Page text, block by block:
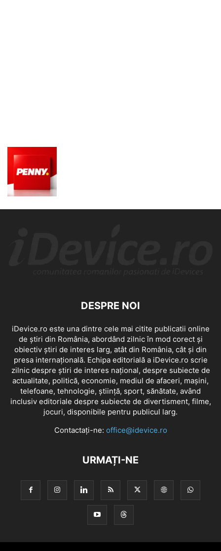
DESPRE NOI
iDevice.ro este una dintre cele mai citite publicatii online
de știri din România, abordând zilnic în mod corect și
obiectiv știri de interes larg, atât din România, cât și din
presa internațională. Echipa editorială a iDevice.ro scrie
zilnic despre știri de interes național, despre subiecte de
actualitate, politică, economie, mediul de afaceri, mașini,
telefoane, tehnologie, știință, sport, sănătate, având
inclusiv editoriale despre subiecte de divertisment, filme,
jocuri, disponibile pentru publicul larg.
Contactați-ne: office@idevice.ro
URMAȚI-NE